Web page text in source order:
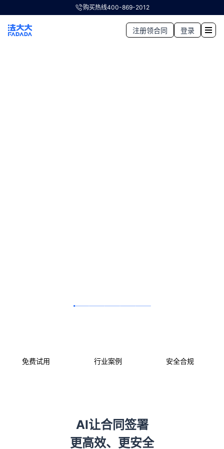
购买热线400-869-2012
注册领合同 登录
免费试用 行业案例 安全合规
AI让合同签署
更高效、更安全